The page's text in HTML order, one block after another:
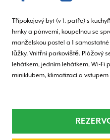
Třípokojový byt (v 1. patře) s
hrnky a pánvemi, koupelnou se
manželskou postel a 1
lůžky. Vnitřní parkoviště. Plážový
lehátkem, jedním lehátkem, Wi-Fi
miniklubem, klimatizací a vstupem